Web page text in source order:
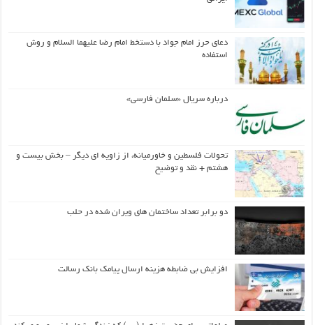
دعای حرز امام جواد با دستخط امام رضا علیهما السلام و روش
استفاده
درباره سریال «سلمان فارسی»
تحولات فلسطین و خاورمیانه، از زاویه ای دیگر – بخش بیست و
هشتم + نقد و توضیح
دو برابر تعداد ساختمان های ویران شده در حلب
افزایش بی ضابطه هزینه ارسال پیامک بانک رسالت